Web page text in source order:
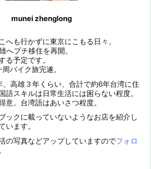
munei zhenglong
へも行かずに東京にこもる日々。
へプチ移住を再開。
る予定です。
バイク旅完遂。
、高雄３年くらい、合計で約6年台湾に住
語スキルは日常生活には困らない程度。
意。台湾語はあいさつ程度。
ックに載っていないようなお店を紹介し
います。
の写真などアップしていますのでフォロ